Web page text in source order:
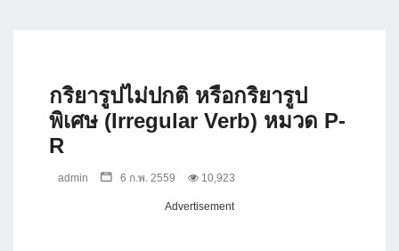
กริยารูปไม่ปกติ หรือกริยารูป
พิเศษ (Irregular Verb) หมวด P-
R
admin 6 ก.พ. 2559 10,923
Advertisement